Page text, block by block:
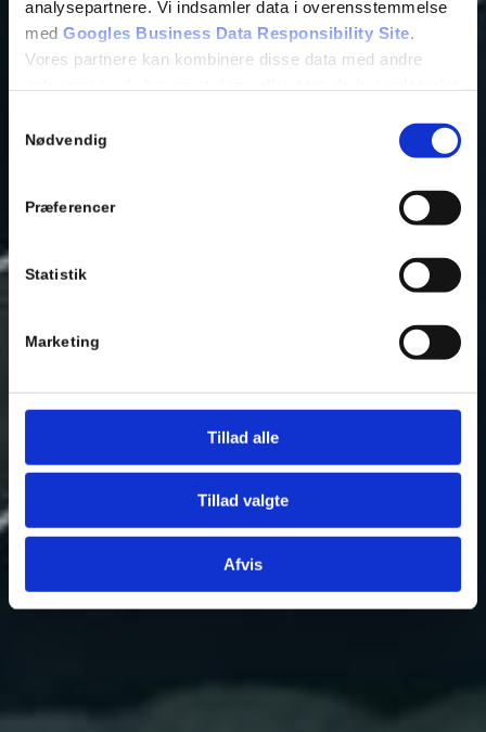
analysepartnere. Vi indsamler data i overensstemmelse
med Googles Business Data Responsibility Site.
Vores partnere kan kombinere disse data med andre
Nødvendig
Præferencer
Statistik
Marketing
Tillad alle
Tillad valgte
Afvis